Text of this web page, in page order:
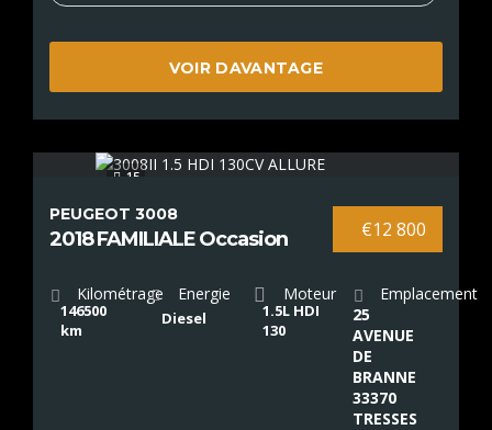
VOIR DAVANTAGE
15
€12 800
PEUGEOT 3008
2018 FAMILIALE Occasion
Kilométrage
146500
km
Energie
Diesel
Moteur
1.5L HDI
130
Emplacement
25
AVENUE
DE
BRANNE
33370
TRESSES